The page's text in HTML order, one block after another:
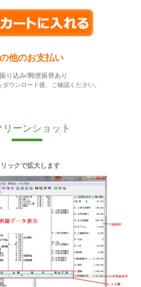
他のお支払い
り込み/郵便振替あり
ウンロード後、ご確認ください。
リーンショット
ックで拡大します